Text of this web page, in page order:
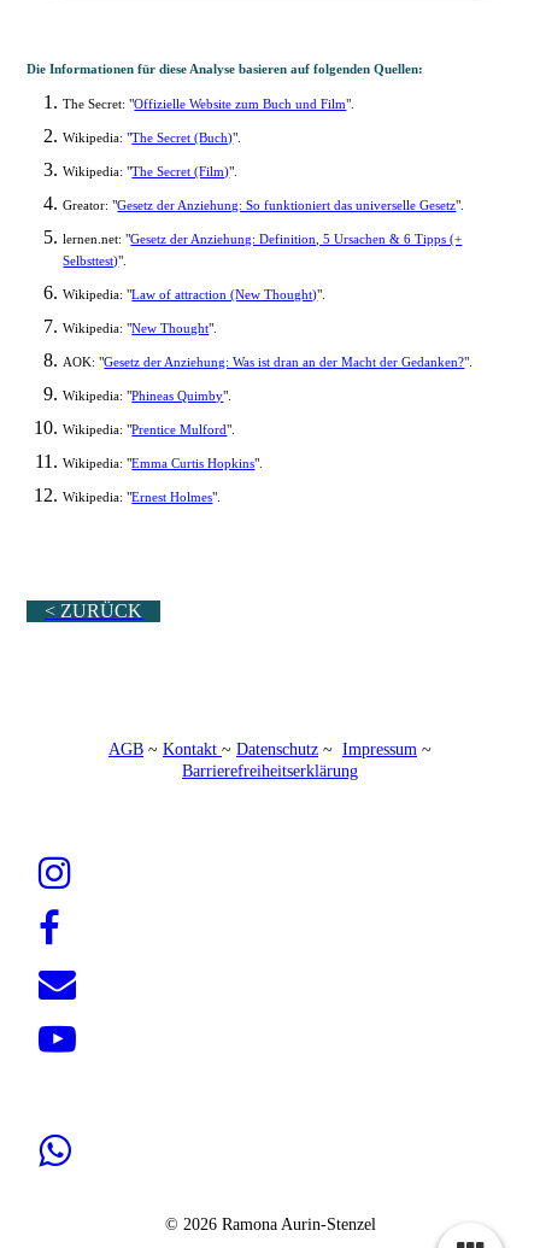
Die Informationen für diese Analyse basieren auf folgenden Quellen:
The Secret: "Offizielle Website zum Buch und Film".
Wikipedia: "The Secret (Buch)".
Wikipedia: "The Secret (Film)".
Greator: "Gesetz der Anziehung: So funktioniert das universelle Gesetz".
lernen.net: "Gesetz der Anziehung: Definition, 5 Ursachen & 6 Tipps (+
Selbsttest)".
Wikipedia: "Law of attraction (New Thought)".
Wikipedia: "New Thought".
AOK: "Gesetz der Anziehung: Was ist dran an der Macht der Gedanken?".
Wikipedia: "Phineas Quimby".
Wikipedia: "Prentice Mulford".
Wikipedia: "Emma Curtis Hopkins".
Wikipedia: "Ernest Holmes".
< ZURÜCK
AGB ~ Kontakt ~ Datenschutz ~ Impressum ~
Barrierefreiheitserklärung
© 2026 Ramona Aurin-Stenzel